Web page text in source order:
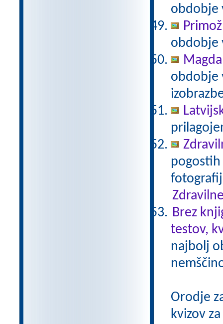
obdobje
obdobje
obdobje
pogostih
Brez
testov,
najbolj
Orodje
kvizov za